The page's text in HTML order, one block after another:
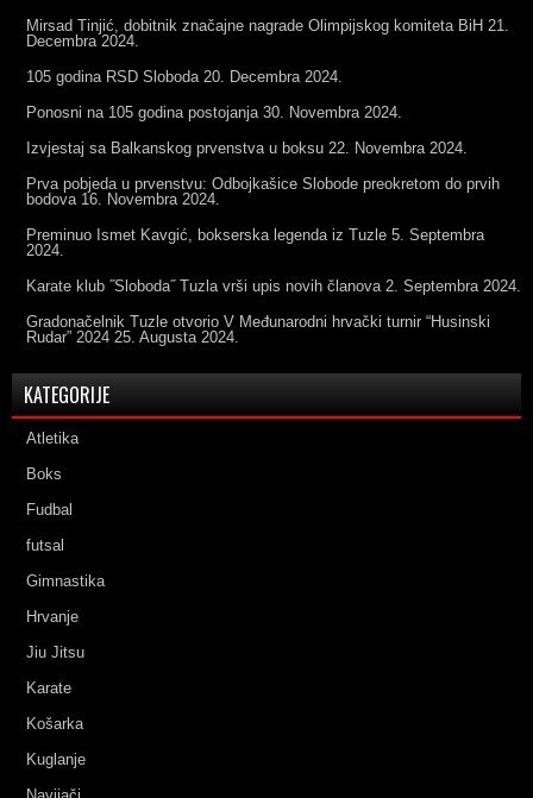
Mirsad Tinjić, dobitnik značajne nagrade Olimpijskog komiteta BiH 21.
Decembra 2024.
105 godina RSD Sloboda 20. Decembra 2024.
Ponosni na 105 godina postojanja 30. Novembra 2024.
Izvjestaj sa Balkanskog prvenstva u boksu 22. Novembra 2024.
Prva pobjeda u prvenstvu: Odbojkašice Slobode preokretom do prvih
bodova 16. Novembra 2024.
Preminuo Ismet Kavgić, bokserska legenda iz Tuzle 5. Septembra
2024.
Karate klub ˝Sloboda˝ Tuzla vrši upis novih članova 2. Septembra 2024.
Gradonačelnik Tuzle otvorio V Međunarodni hrvački turnir “Husinski
Rudar” 2024 25. Augusta 2024.
KATEGORIJE
Atletika
Boks
Fudbal
futsal
Gimnastika
Hrvanje
Jiu Jitsu
Karate
Košarka
Kuglanje